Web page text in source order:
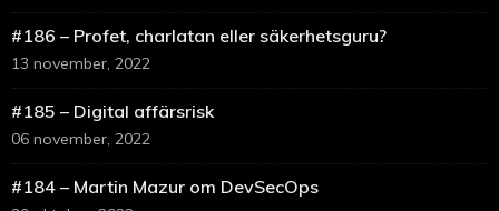
#186 – Profet, charlatan eller säkerhetsguru?
13 november, 2022
#185 – Digital affärsrisk
06 november, 2022
#184 – Martin Mazur om DevSecOps